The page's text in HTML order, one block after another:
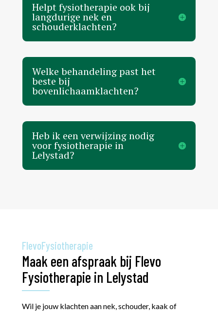
Helpt fysiotherapie ook bij
langdurige nek en
schouderklachten?
Welke behandeling past het
beste bij
bovenlichaamklachten?
Heb ik een verwijzing nodig
voor fysiotherapie in
Lelystad?
FlevoFysiotherapie
Maak een afspraak bij Flevo
Fysiotherapie in Lelystad
Wil je jouw klachten aan nek, schouder, kaak of